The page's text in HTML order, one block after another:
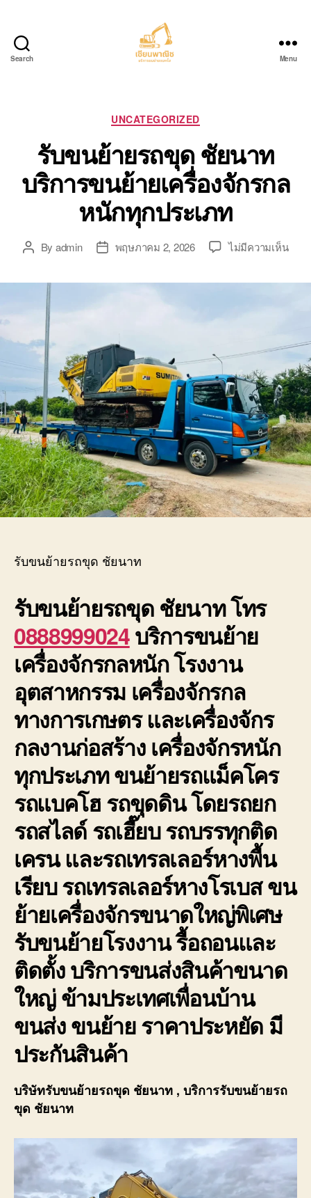
Search
รถ
แบค
โฮ.com
Menu
Categories
UNCATEGORIZED
รับขนย้ายรถขุด ชัยนาท
บริการขนย้ายเครื่องจักรกล
หนักทุกประเภท
PostBy admin
Postพฤษภาคม 2, 2026 ไม่มีความเห็นบน
ชัย
บริก
ขน
ย้าย
เครื่
กล
หนัก
ทุก
ประ
รับขนย้ายรถขุด ชัยนาท
รับขนย้ายรถขุด ชัยนาท โทร
0888999024บริการขนย้าย
เครื่องจักรกลหนัก โรงงาน
อุตสาหกรรม เครื่องจักรกล
ทางการเกษตร และเครื่องจักร
กลงานก่อสร้าง เครื่องจักรหนัก
ทุกประเภท ขนย้ายรถแม็คโคร
รถแบคโฮ รถขุดดิน โดยรถยก
รถสไลด์ รถเฮี๊ยบ รถบรรทุกติด
เครน และรถเทรลเลอร์หางพื้น
เรียบ รถเทรลเลอร์หางโรเบส ขน
ย้ายเครื่องจักรขนาดใหญ่พิเศษ
รับขนย้ายโรงงาน รื้อถอนและ
ติดตั้ง บริการขนส่งสินค้าขนาด
ใหญ่ ข้ามประเทศเพื่อนบ้าน
ขนส่ง ขนย้าย ราคาประหยัด มี
ประกันสินค้า
บริษัทรับขนย้ายรถขุด ชัยนาท , บริการรับขนย้ายรถ
ขุด ชัยนาท